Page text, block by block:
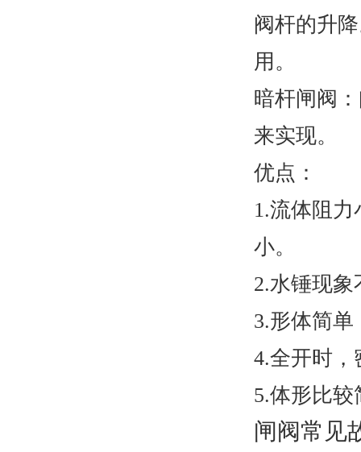
阀杆的升
用。
暗杆闸阀
来实现。
优点：
1.流体阻
小。
2.水锤现
3.形体简
4.全开时
5.体形比
闸阀常见